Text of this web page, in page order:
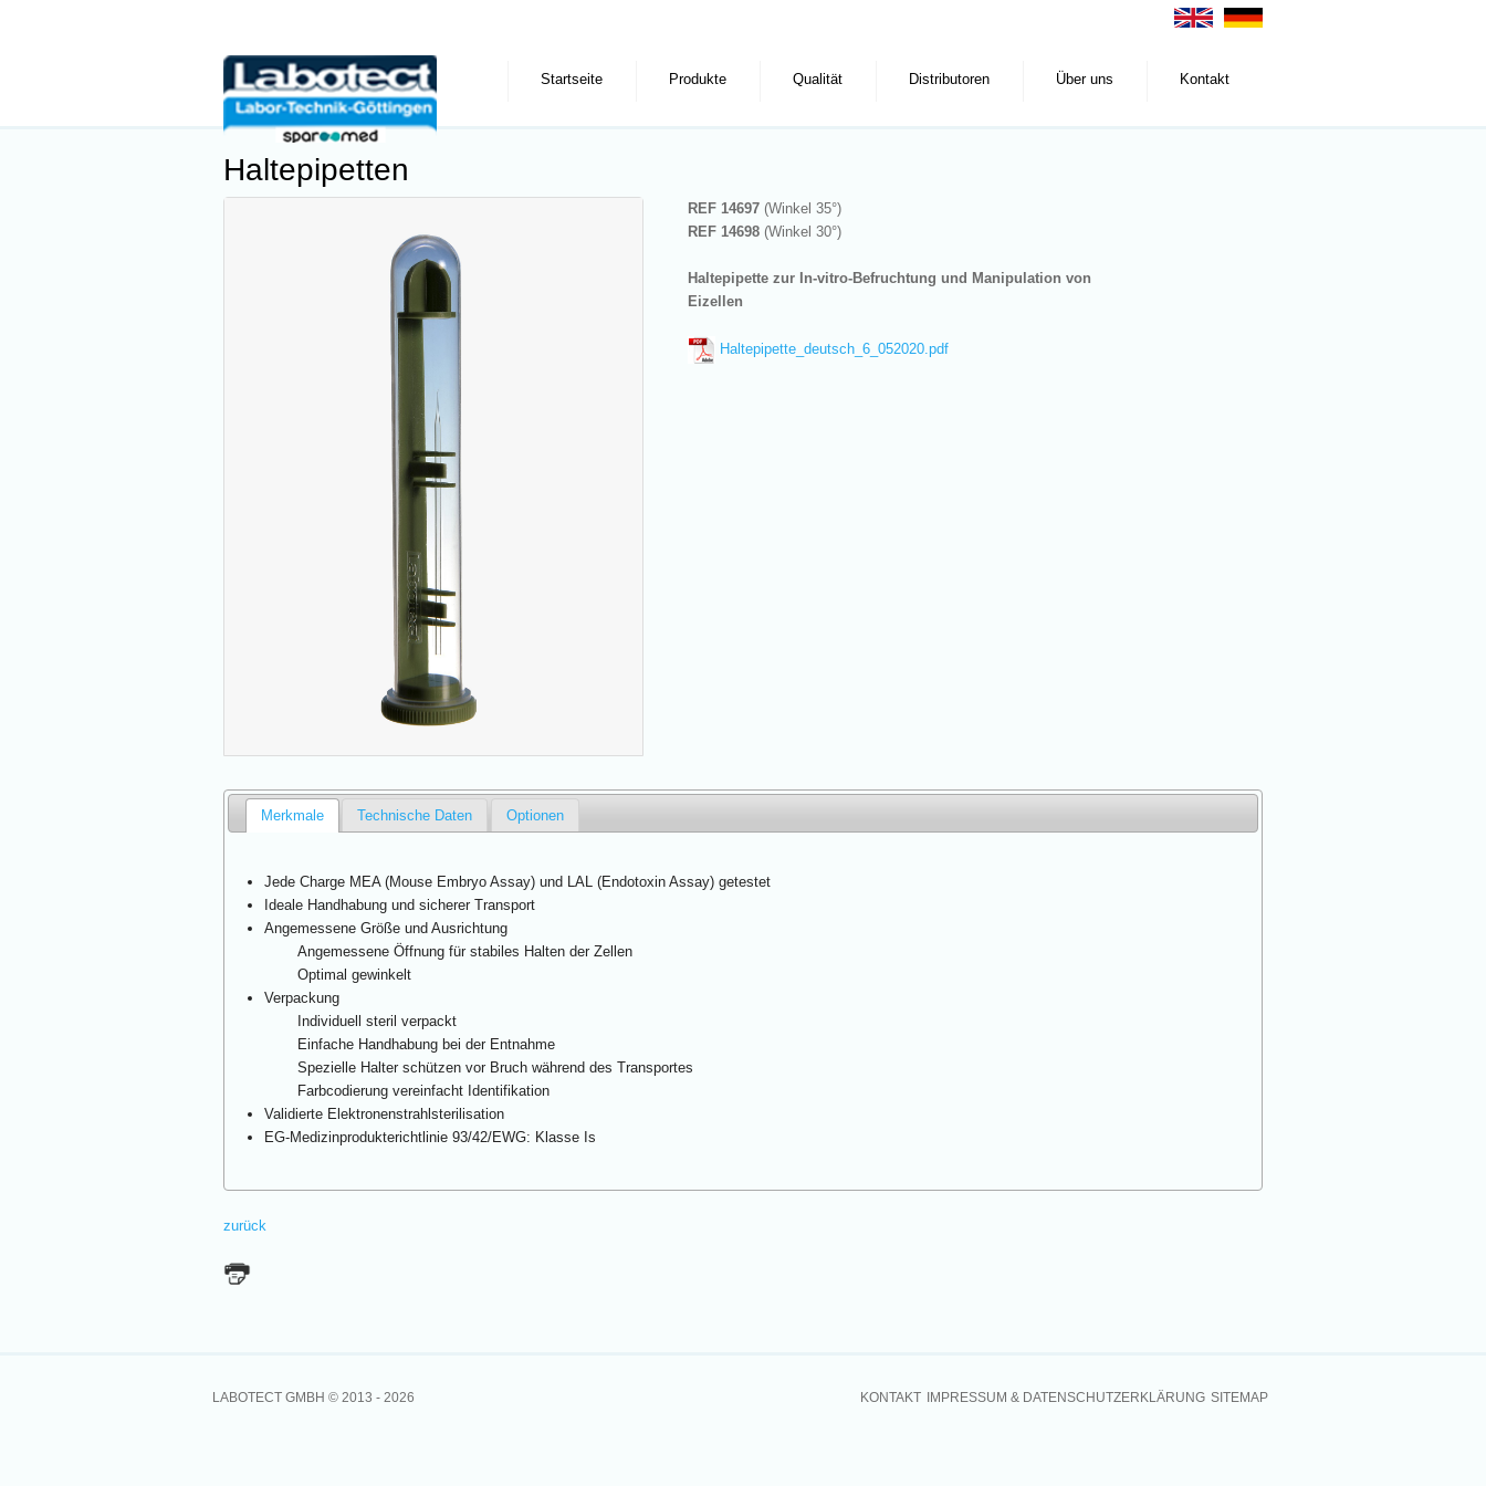
Startseite Produkte Qualität Distributoren Über uns Kontakt
Haltepipetten
REF 14697 (Winkel 35°)
REF 14698 (Winkel 30°)
Haltepipette zur In-vitro-Befruchtung und Manipulation von
Eizellen
Haltepipette_deutsch_6_052020.pdf
Merkmale Technische Daten Optionen
Jede Charge MEA (Mouse Embryo Assay) und LAL (Endotoxin Assay) getestet
Ideale Handhabung und sicherer Transport
Angemessene Größe und Ausrichtung
Angemessene Öffnung für stabiles Halten der Zellen
Optimal gewinkelt
Verpackung
Individuell steril verpackt
Einfache Handhabung bei der Entnahme
Spezielle Halter schützen vor Bruch während des Transportes
Farbcodierung vereinfacht Identifikation
Validierte Elektronenstrahlsterilisation
EG-Medizinprodukterichtlinie 93/42/EWG: Klasse Is
zurück
LABOTECT GMBH © 2013 - 2026 KONTAKT IMPRESSUM & DATENSCHUTZERKLÄRUNG SITEMAP